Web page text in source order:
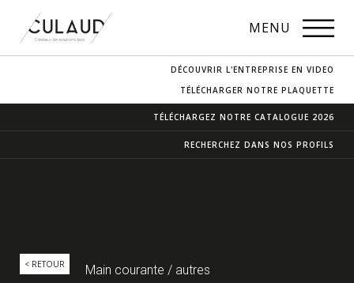
MENU
CONTACT & ACCÈS
DÉCOUVRIR L'ENTREPRISE EN VIDEO
TÉLÉCHARGER NOTRE PLAQUETTE
TÉLÉCHARGEZ NOTRE CATALOGUE 2026
RECHERCHEZ DANS NOS PROFILS
< RETOUR Main courante / autres